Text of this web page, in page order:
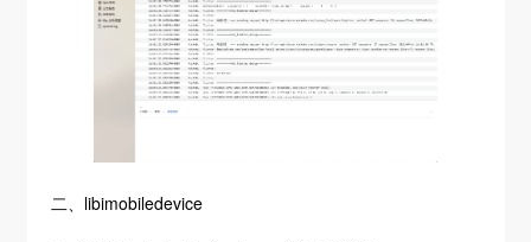
二、libimobiledevice